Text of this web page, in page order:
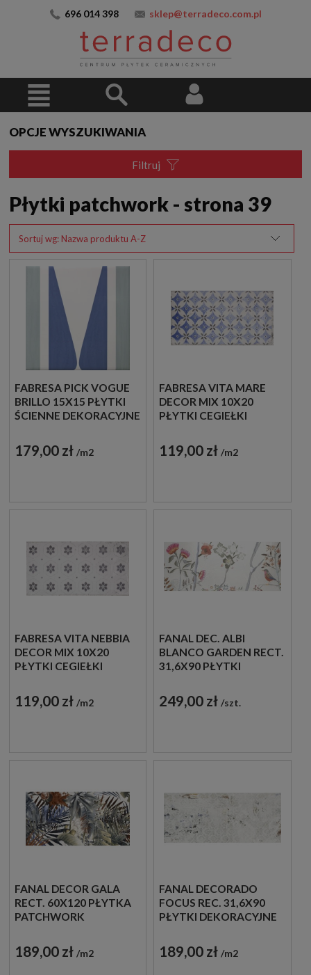
696 014 398 sklep@terradeco.com.pl
OPCJE WYSZUKIWANIA
Filtruj
Płytki patchwork - strona 39
Sortuj wg: Nazwa produktu A-Z
FABRESA PICK VOGUE
BRILLO 15X15 PŁYTKI
ŚCIENNE DEKORACYJNE
179,00 zł m2
FABRESA VITA MARE
DECOR MIX 10X20
PŁYTKI CEGIEŁKI
119,00 zł m2
FABRESA VITA NEBBIA
DECOR MIX 10X20
PŁYTKI CEGIEŁKI
119,00 zł m2
FANAL DEC. ALBI
BLANCO GARDEN RECT.
31,6X90 PŁYTKI
249,00 zł szt.
FANAL DECOR GALA
RECT. 60X120 PŁYTKA
PATCHWORK
189,00 zł m2
FANAL DECORADO
FOCUS REC. 31,6X90
PŁYTKI DEKORACYJNE
189,00 zł m2